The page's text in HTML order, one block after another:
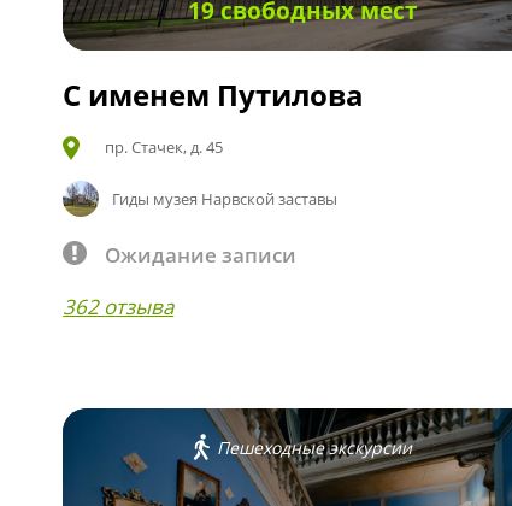
19 свободных мест
С именем Путилова
пр. Стачек, д. 45
Гиды музея Нарвской заставы
Ожидание записи
362 отзыва
Пешеходные экскурсии